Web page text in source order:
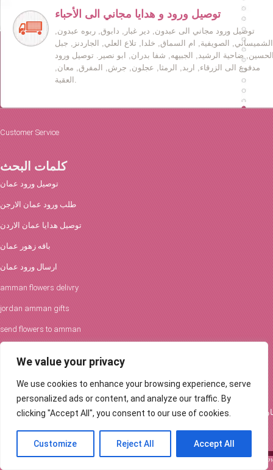
We value your privacy
We use cookies to enhance your browsing experience, serve
personalized ads or content, and analyze our traffic. By
clicking "Accept All", you consent to our use of cookies.
Customize Reject All Accept All
توصيل ورود و هدايا مجاني الى الأحباء
توصيل ورود مجاني الى عبدون, دير غبار, دابوق, ربوه عبدون,
الشميساني, الصويفية, ام السماق, خلدا, تلاع العلي, الجاردنز, جبل
ضاحية الرشيد, الجبيهه, شفا بدران, ابو نصير. توصيل ورود
مدفوع الى الزرقاء, اربد, الرمثا, عجلون, جرش, المفرق, معان,
العقبة.
Customer Service
كلمات البحث
توصيل ورود عمان
طلب ورود عمان الارجن
توصيل هدايا عمان الاردن
باقه زهور عمان
ارسال ورود عمان
amman flowers delivry
jordan amman gifts
send flowers to amman
افكار الورود والحفلات
توصيل ورود عمان
Flowers Delivery in Amman
Send a beautiful flower bouquet to your loved ones in Amman, Jordan ... Order